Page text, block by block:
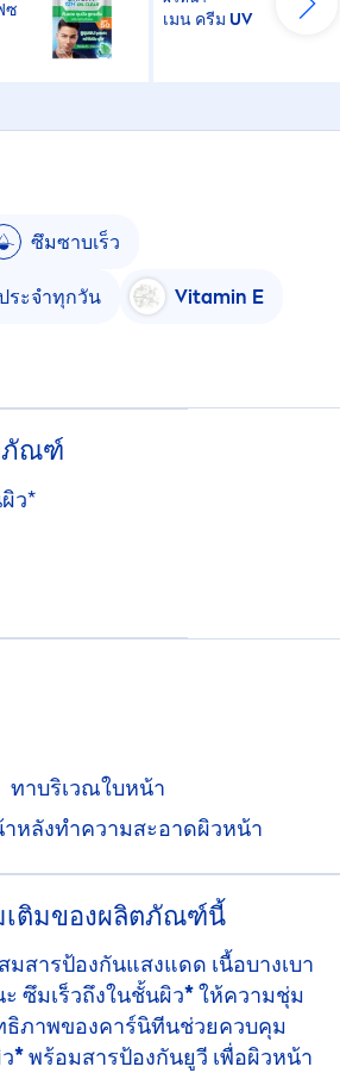
ซ
เมน ครีม UV
ซึมซาบเร็ว
ระจำทุกวัน Vitamin E
ภัณฑ์
ว*
ทาบริเวณใบหน้า
าหลังทำความสะอาดผิวหน้า
เติมของผลิตภัณฑ์นี้
สารป้องกันแสงแดด เนื้อบางเบา
ซึมเร็วถึงในชั้นผิว* ให้ความชุ่ม
ธิภาพของคาร์นิทีนช่วยควบคุม
* พร้อมสารป้องกันยูวี เพื่อผิวหน้า